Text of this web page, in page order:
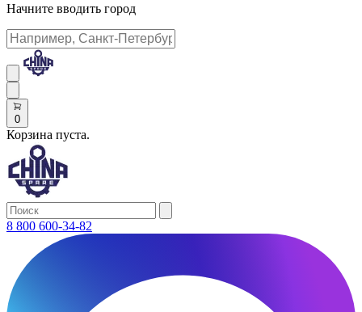
Начните вводить город
0
Корзина пуста.
8 800 600-34-82